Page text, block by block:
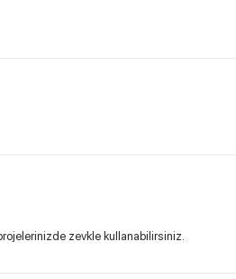
zevkle kullanabilirsiniz.